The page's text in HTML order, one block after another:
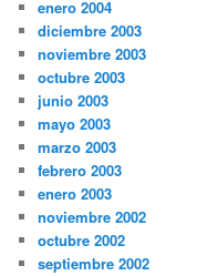
enero 2004
diciembre 2003
noviembre 2003
octubre 2003
junio 2003
mayo 2003
marzo 2003
febrero 2003
enero 2003
noviembre 2002
octubre 2002
septiembre 2002